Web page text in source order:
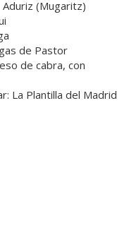
(Mugaritz)
de Pastor
de cabra, con
La Plantilla del Madrid